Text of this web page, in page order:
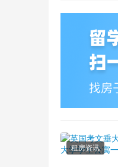
租房资讯